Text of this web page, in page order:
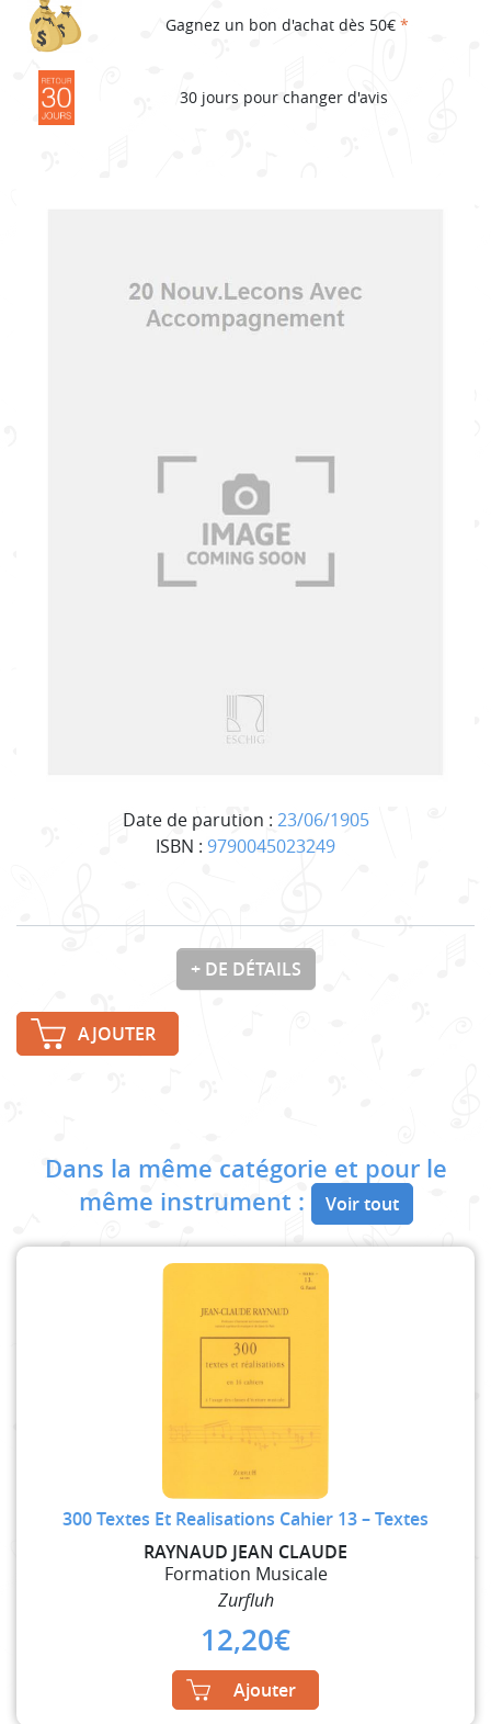
Date de parution : 23/06/1905
ISBN : 9790045023249
Gagnez un bon d'achat dès 50€ *
30 jours pour changer d'avis
+ DE DÉTAILS
AJOUTER
Dans la même catégorie et pour le
même instrument :
Voir tout
300 Textes Et Realisations Cahier 13 – Textes
RAYNAUD JEAN CLAUDE
Formation Musicale
Zurfluh
12,20€
Ajouter